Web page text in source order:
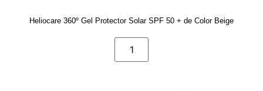
Heliocare 360º Gel Protector Solar SPF 50 + de Color Beige